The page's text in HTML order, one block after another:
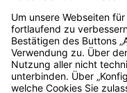
Art. 60
Art. 61 Aufgaben und
Bayern.de